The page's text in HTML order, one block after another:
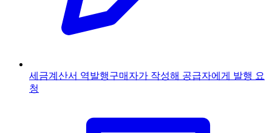
세금계산서 역발행구매자가 작성해 공급자에게 발행 요
청